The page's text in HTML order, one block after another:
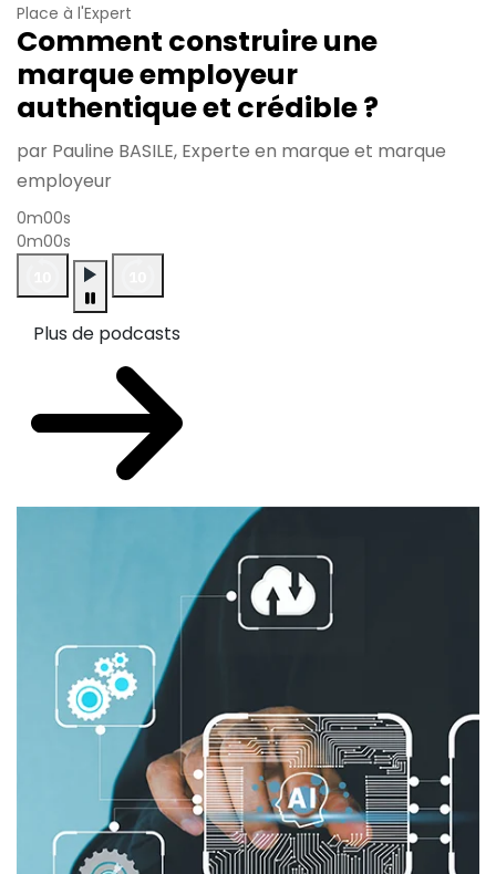
Place à l'Expert
Comment construire une
marque employeur
authentique et crédible ?
par Pauline BASILE, Experte en marque et marque
employeur
0m00s
0m00s
Plus de podcasts